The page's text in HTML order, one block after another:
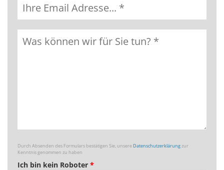
Durch Absenden des Formulars bestätigen Sie, unsereDatenschutzerklärungzur
Kenntnis genommen zu haben
Ich bin kein Roboter *